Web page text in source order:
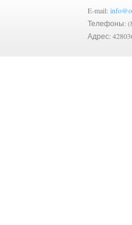
E-mail:
Телефоны:
Адрес: